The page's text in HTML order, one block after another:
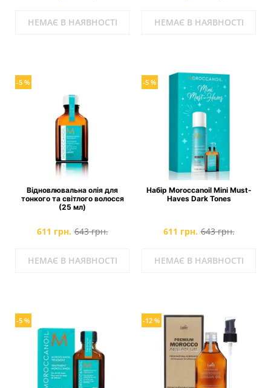
НЕМАЄ В НАЯВНОСТІ НЕМАЄ В НАЯВНОСТІ
-5 %
Відновлювальна олія для
тонкого та світлого волосся
(25 мл)
611 грн. 643 грн.
НЕМАЄ В НАЯВНОСТІ
-5 %
Набір Moroccanoil Mini Must-
Haves Dark Tones
611 грн. 643 грн.
НЕМАЄ В НАЯВНОСТІ
-5 % -12 %